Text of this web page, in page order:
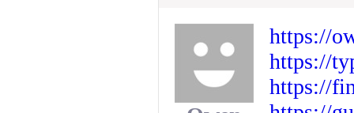
https://
https://
https://